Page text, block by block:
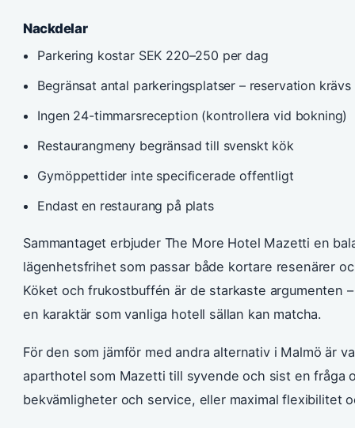
Nackdelar
Parkering kostar SEK 220–250 per dag
Begränsat antal parkeringsplatser – reservation krävs
Ingen 24-timmarsreception (kontrollera vid bokning)
Restaurangmeny begränsad till svenskt kök
Gymöppettider inte specificerade offentligt
Endast en restaurang på plats
Sammantaget erbjuder The More Hotel Mazetti en
lägenhetsfrihet som passar både kortare resenärer
Köket och frukostbuffén är de starkaste argumenten
en karaktär som vanliga hotell sällan kan matcha.
För den som jämför med andra alternativ i Malmö är
aparthotel som Mazetti till syvende och sist en fråga
bekvämligheter och service, eller maximal flexibilitet